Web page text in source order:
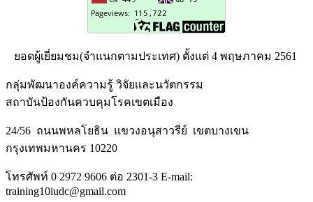
ยอดผู้เยี่ยมชม(จำแนกตามประเทศ) ตั้งแต่ 4 พฤษภาคม 2561
กลุ่มพัฒนาองค์ความรู้ วิจัยเเละนวัตกรรม
สถาบันป้องกันควบคุมโรคเขตเมือง
24/56 ถนนพหลโยธิน แขวงอนุสาวรีย์ เขตบางเขน
กรุงเทพมหานคร 10220
โทรศัพท์ 0 2972 9606 ต่อ 2301-3 E-mail:
training10iudc@gmail.com